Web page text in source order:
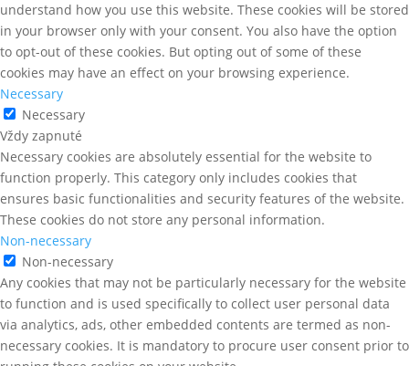
understand how you use this website. These cookies will be stored
in your browser only with your consent. You also have the option
to opt-out of these cookies. But opting out of some of these
cookies may have an effect on your browsing experience.
Necessary
Necessary
Vždy zapnuté
Necessary cookies are absolutely essential for the website to
function properly. This category only includes cookies that
ensures basic functionalities and security features of the website.
These cookies do not store any personal information.
Non-necessary
Non-necessary
Any cookies that may not be particularly necessary for the website
to function and is used specifically to collect user personal data
via analytics, ads, other embedded contents are termed as non-
necessary cookies. It is mandatory to procure user consent prior to